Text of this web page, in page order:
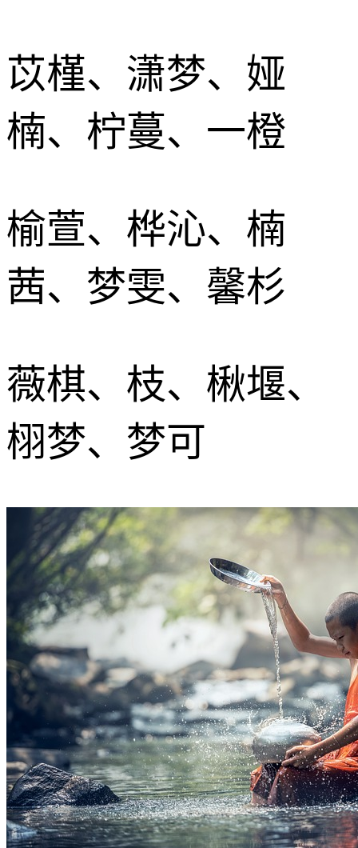
苡槿、潇梦、娅
楠、柠蔓、一橙
榆萱、桦沁、楠
茜、梦雯、馨杉
薇棋、枝、楸堰、
栩梦、梦可